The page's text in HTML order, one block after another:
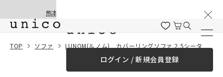
熊本地震の影響による配送遅延と停止について
ログイン / 新規会員登録
TOP ソファ LUNOM(ルノム) カバーリングソファ 2.5シーター アイボリー
一緒に購入する